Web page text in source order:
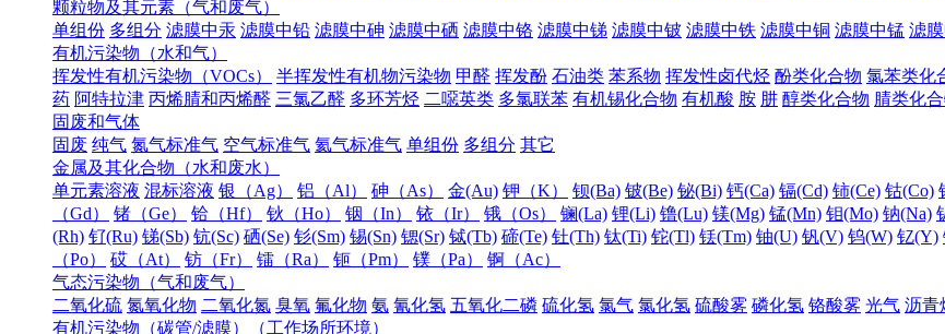
颗粒物及其元素（气和废气）
单组份 多组分 滤膜中汞 滤膜中铅 滤膜中砷 滤膜中硒 滤膜中铬 滤膜中锑 滤膜中铍 滤膜中铁 滤膜中铜 滤膜中锰 滤
有机污染物（水和气）
挥发性有机污染物（VOCs）
半挥发性有机物污染物 甲醛 挥发酚 石油类 苯系物 挥发性卤代烃 酚类化合物 氯苯类化
药 阿特拉津 丙烯腈和丙烯醛 三氯乙醛 多环芳烃 二噁英类 多氯联苯 有机锡化合物 有机酸 胺 肼 醇类化合物 腈类化
固废和气体
固废 纯气 氮气标准气 空气标准气 氦气标准气 单组份 多组分 其它
金属及其化合物（水和废水）
单元素溶液 混标溶液 银（Ag） 铝（Al） 砷（As） 金(Au) 钾（K） 钡(Ba) 铍(Be) 铋(Bi) 钙(Ca) 镉(Cd) 铈(Ce) 钴(Co)
（Gd）
锗（Ge） 铪（Hf） 钬（Ho） 铟（In） 铱（Ir） 锇（Os） 镧(La) 锂(Li) 镥(Lu) 镁(Mg) 锰(Mn) 钼(Mo) 钠(Na)
(Rh) 钌(Ru) 锑(Sb) 钪(Sc) 硒(Se) 钐(Sm) 锡(Sn) 锶(Sr) 铽(Tb) 碲(Te) 钍(Th) 钛(Ti) 铊(Tl) 铥(Tm) 铀(U) 钒(V) 钨(W) 钇(Y)
（Po）
砹（At） 钫（Fr） 镭（Ra） 钷（Pm） 镤（Pa）
锕（Ac）
气态污染物（气和废气）
二氧化硫 氮氧化物 二氧化氮 臭氧 氟化物 氨 氰化氢 五氧化二磷 硫化氢 氯气 氯化氢 硫酸雾 磷化氢 铬酸雾 光气 沥青
有机污染物（碳管/滤膜）（工作场所环境）